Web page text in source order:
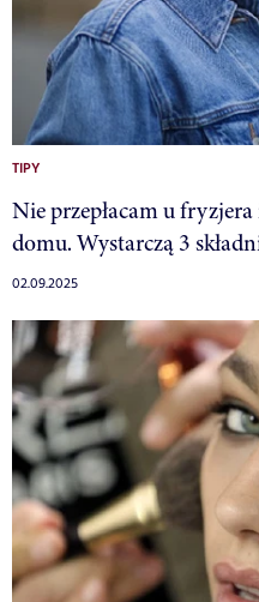
TIPY
Nie przepłacam u
domu. Wystarczą 3
02.09.2025